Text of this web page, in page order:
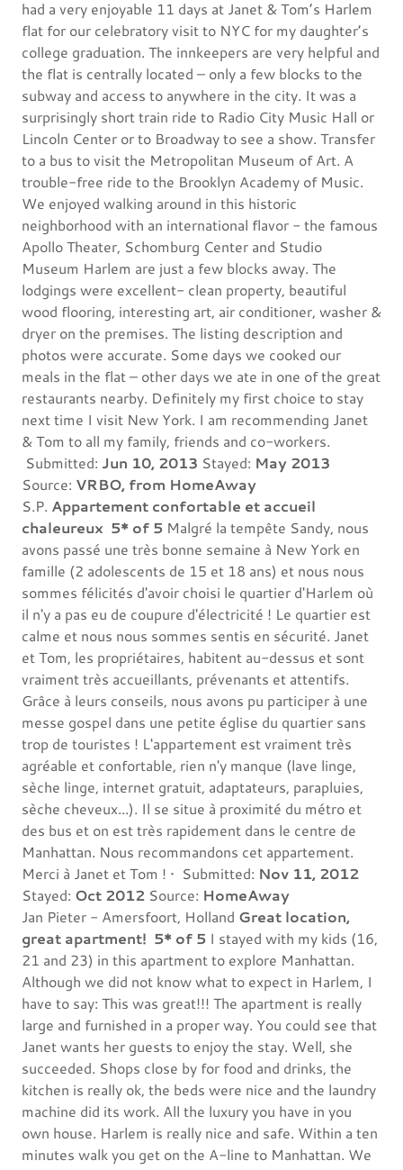
had a very enjoyable 11 days at Janet & Tom’s Harlem
flat for our celebratory visit to NYC for my daughter’s
college graduation. The innkeepers are very helpful and
the flat is centrally located – only a few blocks to the
subway and access to anywhere in the city. It was a
surprisingly short train ride to Radio City Music Hall or
Lincoln Center or to Broadway to see a show. Transfer
to a bus to visit the Metropolitan Museum of Art. A
trouble-free ride to the Brooklyn Academy of Music.
We enjoyed walking around in this historic
neighborhood with an international flavor - the famous
Apollo Theater, Schomburg Center and Studio
Museum Harlem are just a few blocks away. The
lodgings were excellent- clean property, beautiful
wood flooring, interesting art, air conditioner, washer &
dryer on the premises. The listing description and
photos were accurate. Some days we cooked our
meals in the flat – other days we ate in one of the great
restaurants nearby. Definitely my first choice to stay
next time I visit New York. I am recommending Janet
& Tom to all my family, friends and co-workers.
Submitted: Jun 10, 2013 Stayed: May 2013
Source: VRBO, from HomeAway
S.P. Appartement confortable et accueil
chaleureux 5* of 5 Malgré la tempête Sandy, nous
avons passé une très bonne semaine à New York en
famille (2 adolescents de 15 et 18 ans) et nous nous
sommes félicités d'avoir choisi le quartier d'Harlem où
il n'y a pas eu de coupure d'électricité ! Le quartier est
calme et nous nous sommes sentis en sécurité. Janet
et Tom, les propriétaires, habitent au-dessus et sont
vraiment très accueillants, prévenants et attentifs.
Grâce à leurs conseils, nous avons pu participer à une
messe gospel dans une petite église du quartier sans
trop de touristes ! L'appartement est vraiment très
agréable et confortable, rien n'y manque (lave linge,
sèche linge, internet gratuit, adaptateurs, parapluies,
sèche cheveux...). Il se situe à proximité du métro et
des bus et on est très rapidement dans le centre de
Manhattan. Nous recommandons cet appartement.
Merci à Janet et Tom ! • Submitted: Nov 11, 2012
Stayed: Oct 2012 Source: HomeAway
Jan Pieter - Amersfoort, Holland Great location,
great apartment! 5* of 5 I stayed with my kids (16,
21 and 23) in this apartment to explore Manhattan.
Although we did not know what to expect in Harlem, I
have to say: This was great!!! The apartment is really
large and furnished in a proper way. You could see that
Janet wants her guests to enjoy the stay. Well, she
succeeded. Shops close by for food and drinks, the
kitchen is really ok, the beds were nice and the laundry
machine did its work. All the luxury you have in you
own house. Harlem is really nice and safe. Within a ten
minutes walk you get on the A-line to Manhattan. We